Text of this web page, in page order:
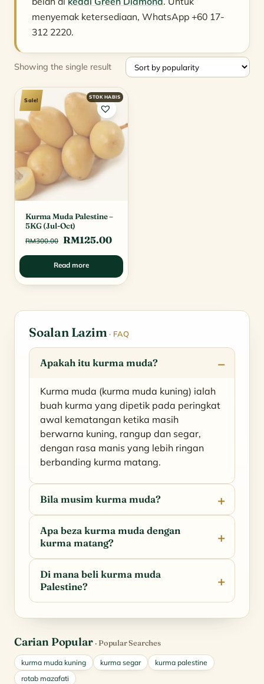
menyemak ketersediaan, WhatsApp +60 17-
312 2220.
Showing the single result
Sale!
Kurma Muda Palestine –
5KG (Jul-Oct)
RM300.00 Original
price
was:
RM300.00.
RM125.00Current
price
RM125.00.
Read more
Soalan Lazim· FAQ
Apakah itu kurma muda?
Kurma muda (kurma muda kuning) ialah
buah kurma yang dipetik pada peringkat
awal kematangan ketika masih
berwarna kuning, rangup dan segar,
dengan rasa manis yang lebih ringan
berbanding kurma matang.
Bila musim kurma muda?
Apa beza kurma muda dengan
kurma matang?
Di mana beli kurma muda
Palestine?
Carian Popular · Popular Searches
kurma muda kuning kurma segar
kurma palestine
rotab mazafati